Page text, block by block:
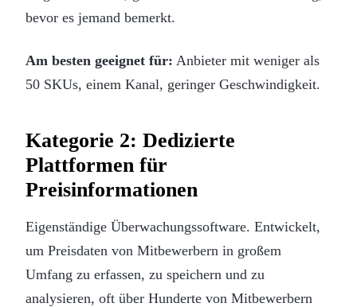
bevor es jemand bemerkt.
Am besten geeignet für: Anbieter mit weniger als
50 SKUs, einem Kanal, geringer Geschwindigkeit.
Kategorie 2: Dedizierte
Plattformen für
Preisinformationen
Eigenständige Überwachungssoftware. Entwickelt,
um Preisdaten von Mitbewerbern in großem
Umfang zu erfassen, zu speichern und zu
analysieren, oft über Hunderte von Mitbewerbern